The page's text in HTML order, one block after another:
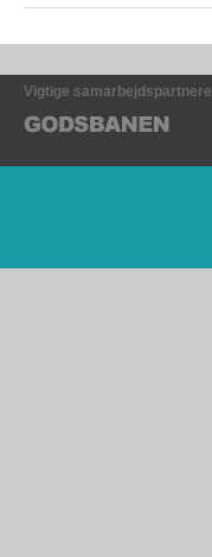
Vigtige samarbejdspartnere